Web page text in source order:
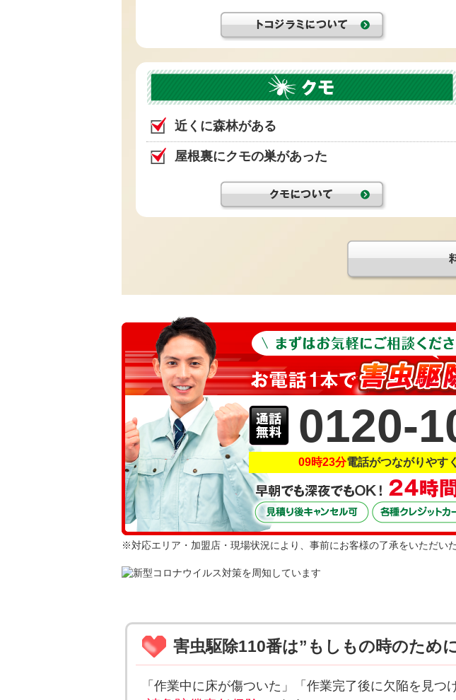
近くに森林がある
屋根裏にクモの巣があった
0120-
09時23分電話がつながりやす
※対応エリア・加盟店・現場状況により、事前にお客様の了承をいただい
害虫駆除110番は”もしもの時のため
「作業中に床が傷ついた」「作業完了後に欠陥を見